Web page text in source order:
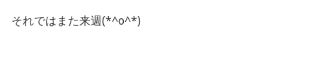
それではまた来週(*^o^*)